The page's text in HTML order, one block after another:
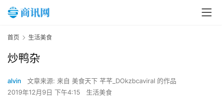
首页 生活美食
炒鸭杂
alvin
文章来源: 来自 美食天下 芊芊_DOkzbcaviraI 的作品
2019年12月9日 下午4:15
生活美食